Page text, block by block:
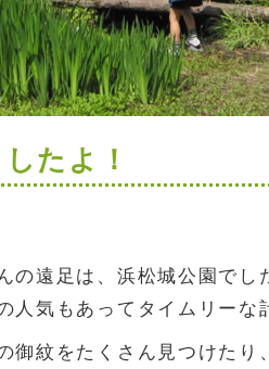
たよ！
の遠足は、浜松城公園でし
人気もあってタイムリーな
御紋をたくさん見つけたり